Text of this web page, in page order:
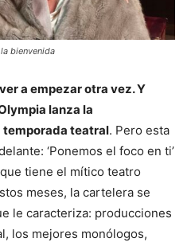
bienvenida
a empezar otra vez. Y
lanza la
temporada teatral. Pero esta
‘Ponemos el foco en ti’
tiene el mítico teatro
meses, la cartelera se
le caracteriza: producciones
los mejores monólogos,